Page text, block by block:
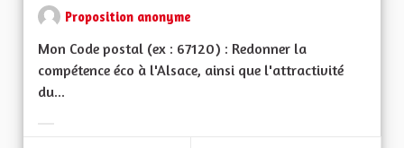
Proposition anonyme
Mon Code postal (ex : 67120) : Redonner la
compétence éco à l'Alsace, ainsi que l'attractivité
du...